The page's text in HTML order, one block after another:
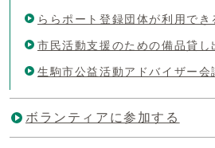
ららポート登録団体が利用でき
市民活動支援のための備品貸し
生駒市公益活動アドバイザー会
ボランティアに参加する